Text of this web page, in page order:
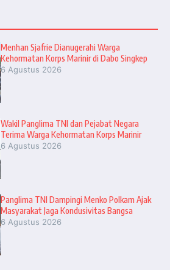
Menhan Sjafrie Dianugerahi Warga
Kehormatan Korps Marinir di Dabo Singkep
6 Agustus 2026
Wakil Panglima TNI dan Pejabat Negara
Terima Warga Kehormatan Korps Marinir
6 Agustus 2026
Panglima TNI Dampingi Menko Polkam Ajak
Masyarakat Jaga Kondusivitas Bangsa
6 Agustus 2026